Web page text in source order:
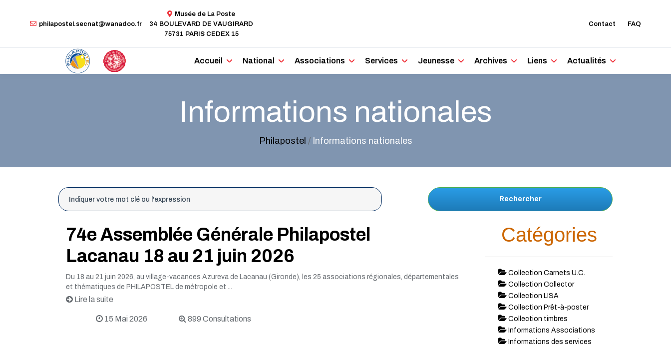
philapostel.secnat@wanadoo.fr
Musée de La Poste
34 BOULEVARD DE VAUGIRARD
75731 PARIS CEDEX 15
Contact FAQ
Accueil National Associations Services Jeunesse Archives Liens Actualités
Informations nationales
Philapostel / Informations nationales
Rechercher
74e Assemblée Générale Philapostel
Lacanau 18 au 21 juin 2026
Du 18 au 21 juin 2026, au village-vacances Azureva de Lacanau (Gironde), les 25 associations régionales, départementales
et thématiques de PHILAPOSTEL de métropole et ...
Lire la suite
15 Mai 2026 899 Consultations
Catégories
Collection Carnets U.C.
Collection Collector
Collection LISA
Collection Prêt-à-poster
Collection timbres
Informations Associations
Informations des services